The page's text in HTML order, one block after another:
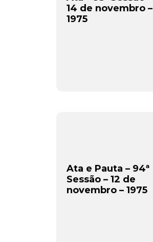
14 de novembro –
1975
Ata e Pauta – 94ª
Sessão – 12 de
novembro – 1975
Desenvolvido por SendPulse